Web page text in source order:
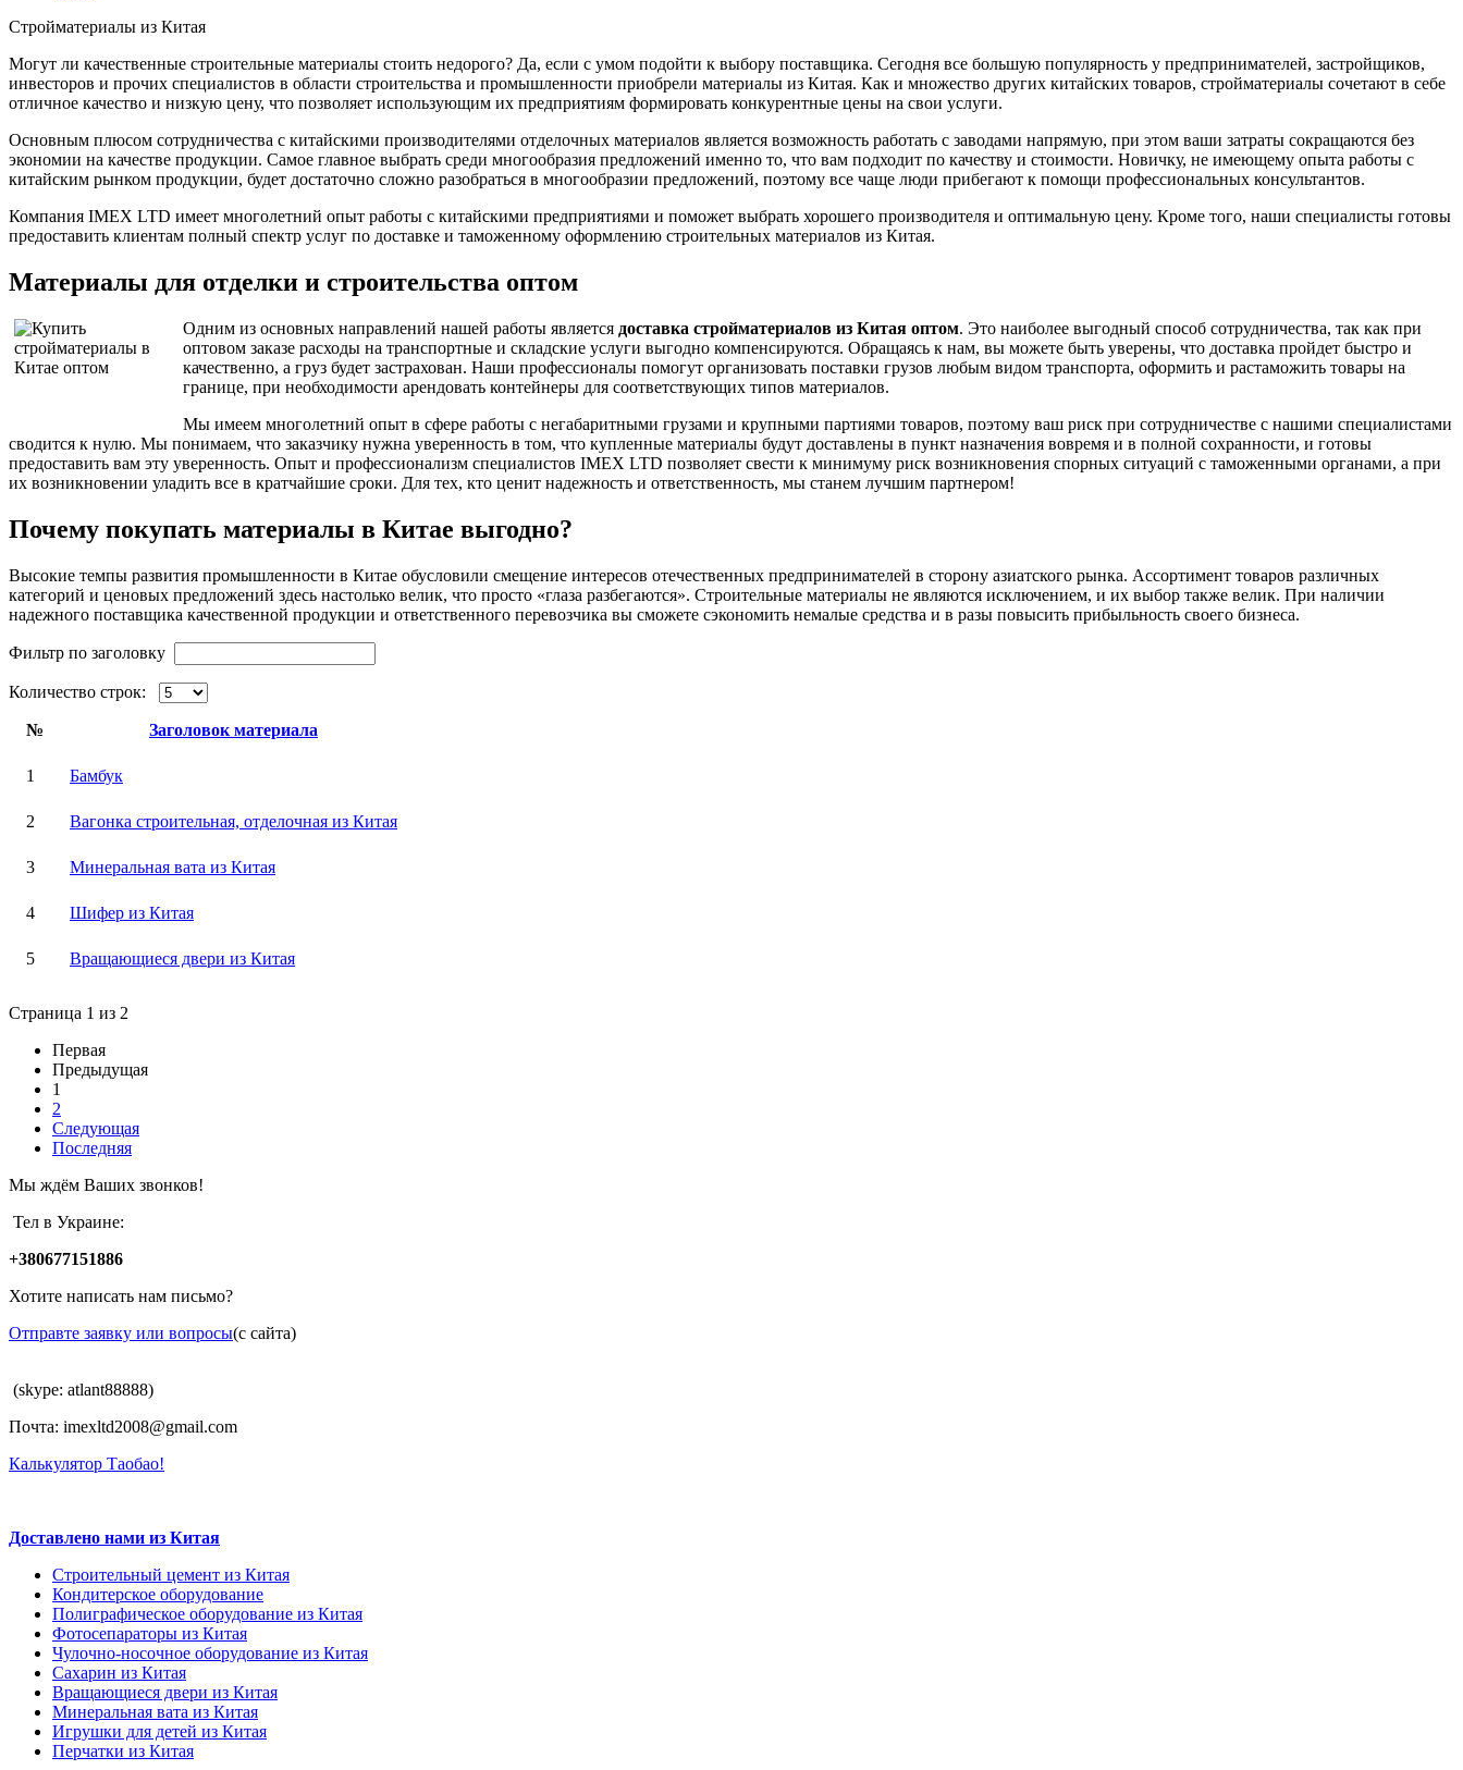
Стройматериалы из Китая
Могут ли качественные строительные материалы стоить недорого? Да, если с умом подойти к выбору поставщика. Сегодня все большую популярность у предпринимателей, застройщиков,
инвесторов и прочих специалистов в области строительства и промышленности приобрели материалы из Китая. Как и множество других китайских товаров, стройматериалы сочетают в себе
отличное качество и низкую цену, что позволяет использующим их предприятиям формировать конкурентные цены на свои услуги.
Основным плюсом сотрудничества с китайскими производителями отделочных материалов является возможность работать с заводами напрямую, при этом ваши затраты сокращаются без
экономии на качестве продукции. Самое главное выбрать среди многообразия предложений именно то, что вам подходит по качеству и стоимости. Новичку, не имеющему опыта работы с
китайским рынком продукции, будет достаточно сложно разобраться в многообразии предложений, поэтому все чаще люди прибегают к помощи профессиональных консультантов.
Компания IMEX LTD имеет многолетний опыт работы с китайскими предприятиями и поможет выбрать хорошего производителя и оптимальную цену. Кроме того, наши специалисты готовы
предоставить клиентам полный спектр услуг по доставке и таможенному оформлению строительных материалов из Китая.
Материалы для отделки и строительства оптом
Одним из основных направлений нашей работы является доставка стройматериалов из Китая оптом. Это наиболее выгодный способ сотрудничества, так как при
оптовом заказе расходы на транспортные и складские услуги выгодно компенсируются. Обращаясь к нам, вы можете быть уверены, что доставка пройдет быстро и
качественно, а груз будет застрахован. Наши профессионалы помогут организовать поставки грузов любым видом транспорта, оформить и растаможить товары на
границе, при необходимости арендовать контейнеры для соответствующих типов материалов.
Мы имеем многолетний опыт в сфере работы с негабаритными грузами и крупными партиями товаров, поэтому ваш риск при сотрудничестве с нашими специалистами
сводится к нулю. Мы понимаем, что заказчику нужна уверенность в том, что купленные материалы будут доставлены в пункт назначения вовремя и в полной сохранности, и готовы
предоставить вам эту уверенность. Опыт и профессионализм специалистов IMEX LTD позволяет свести к минимуму риск возникновения спорных ситуаций с таможенными органами, а при
их возникновении уладить все в кратчайшие сроки. Для тех, кто ценит надежность и ответственность, мы станем лучшим партнером!
Почему покупать материалы в Китае выгодно?
Высокие темпы развития промышленности в Китае обусловили смещение интересов отечественных предпринимателей в сторону азиатского рынка. Ассортимент товаров различных
категорий и ценовых предложений здесь настолько велик, что просто «глаза разбегаются». Строительные материалы не являются исключением, и их выбор также велик. При наличии
надежного поставщика качественной продукции и ответственного перевозчика вы сможете сэкономить немалые средства и в разы повысить прибыльность своего бизнеса.
Фильтр по заголовку
Количество строк:
№ Заголовок материала
1 Бамбук
2 Вагонка строительная, отделочная из Китая
3 Минеральная вата из Китая
4 Шифер из Китая
5 Вращающиеся двери из Китая
Страница 1 из 2
Первая
Предыдущая
1
2
Следующая
Последняя
Мы ждём Ваших звонков!
Тел в Украине:
+380677151886
Хотите написать нам письмо?
Отправте заявку или вопросы(с сайта)
(skype: atlant88888)
Почта: imexltd2008@gmail.com
Калькулятор Таобао!
Доставлено нами из Китая
Строительный цемент из Китая
Кондитерское оборудование
Полиграфическое оборудование из Китая
Фотосепараторы из Китая
Чулочно-носочное оборудование из Китая
Сахарин из Китая
Вращающиеся двери из Китая
Минеральная вата из Китая
Игрушки для детей из Китая
Перчатки из Китая